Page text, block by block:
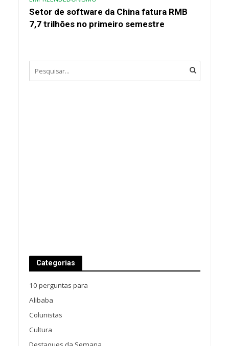
Setor de software da China fatura RMB
7,7 trilhões no primeiro semestre
Categorias
10 perguntas para
Alibaba
Colunistas
Cultura